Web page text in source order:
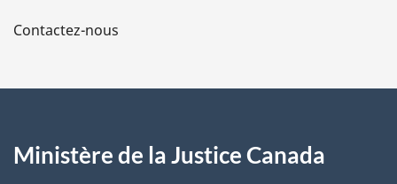
a
e
Contactez-nous
Ministère de la Justice Canada